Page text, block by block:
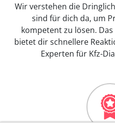
Wir verstehen die
sind für dich da, um
kompetent zu lösen.
bietet dir schnellere
Experten für Kfz-